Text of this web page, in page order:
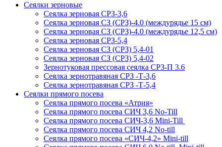
Сеялки зерновые
Сеялка зерновая СРЗ-3,6
Сеялка зерновая СЗ (СРЗ)-4.0 (междурядье 15 см)
Сеялка зерновая СЗ (СРЗ)-4.0 (междурядье 12,5 см)
Сеялка зерновая СРЗ-5,4
Сеялка зерновая СЗ (СРЗ) 5,4-01
Сеялка зерновая СЗ (СРЗ) 5,4-02
Зернотуковая прессовая сеялка СРЗ-П 3.6
Сеялка зернотравяная СРЗ -Т-3,6
Сеялка зернотравяная СРЗ -Т-5,4
Сеялки прямого посева
Сеялка прямого посева «Атрия»
Сеялка прямого посева СИЧ 3,6 No-Till
Сеялка прямого посева СИЧ-3,6 Mini-Till
Сеялка прямого посева СИЧ 4,2 No-till
Сеялка прямого посева «СИЧ-4,2» Mini-till